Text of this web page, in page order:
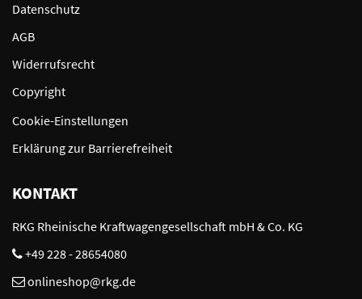
Datenschutz
AGB
Widerrufsrecht
Copyright
Cookie-Einstellungen
Erklärung zur Barrierefreiheit
KONTAKT
RKG Rheinische Kraftwagengesellschaft mbH & Co. KG
+49 228 - 28654080
onlineshop@rkg.de